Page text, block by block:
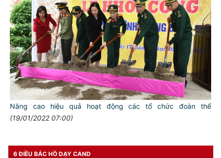
Nâng cao hiệu quả hoạt động các tổ chức đoàn thể
(19/01/2022 07:00)
6 ĐIỀU BÁC HỒ DẠY CAND
TƯ CÁCH
NGƯỜI CÔNG AN CÁCH MỆNH LÀ:
Đối với tự mình, phải
CẦN, KIỆM, LIÊM, CHÍNH
Đối với đồng sự, phải
THÂN ÁI GIÚP ĐỠ
Đối với chính phủ, phải
TUYỆT ĐỐI TRUNG THÀNH
Đối với nhân dân, phải
Đối với công việc, phải